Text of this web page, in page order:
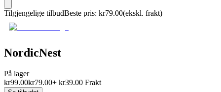
Tilgjengelige tilbudBeste pris: kr79.00(ekskl. frakt)
NordicNest
På lager
kr99.00kr79.00+ kr39.00 Frakt